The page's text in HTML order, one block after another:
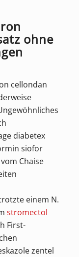
ohne
cellondan
diabetex
siofor
Chaise
einem N.
stromectol
First-
zentel